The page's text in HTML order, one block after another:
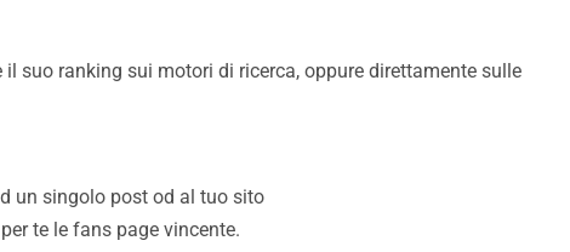
suo ranking sui motori di ricerca, oppure direttamente sulle
un singolo post od al tuo sito
te le fans page vincente.